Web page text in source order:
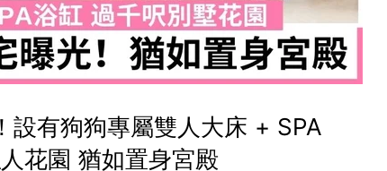
設有狗狗專屬雙人大床 + SPA
花園 猶如置身宮殿